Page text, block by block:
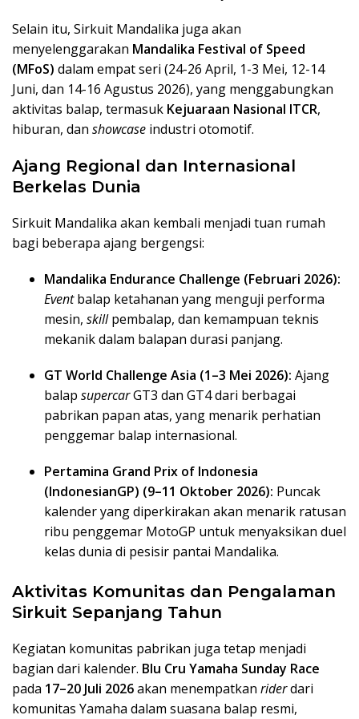
Selain itu, Sirkuit Mandalika juga akan
menyelenggarakan Mandalika Festival of Speed
(MFoS) dalam empat seri (24-26 April, 1-3 Mei, 12-14
Juni, dan 14-16 Agustus 2026), yang menggabungkan
aktivitas balap, termasuk Kejuaraan Nasional ITCR,
hiburan, dan showcase industri otomotif.
Ajang Regional dan Internasional
Berkelas Dunia
Sirkuit Mandalika akan kembali menjadi tuan rumah
bagi beberapa ajang bergengsi:
Mandalika Endurance Challenge (Februari 2026):
Eventbalap ketahanan yang menguji performa
mesin, skillpembalap, dan kemampuan teknis
mekanik dalam balapan durasi panjang.
GT World Challenge Asia (1–3 Mei 2026): Ajang
balap supercarGT3 dan GT4 dari berbagai
pabrikan papan atas, yang menarik perhatian
penggemar balap internasional.
Pertamina Grand Prix of Indonesia
(IndonesianGP) (9–11 Oktober 2026): Puncak
kalender yang diperkirakan akan menarik ratusan
ribu penggemar MotoGP untuk menyaksikan duel
kelas dunia di pesisir pantai Mandalika.
Aktivitas Komunitas dan Pengalaman
Sirkuit Sepanjang Tahun
Kegiatan komunitas pabrikan juga tetap menjadi
bagian dari kalender. Blu Cru Yamaha Sunday Race
pada 17–20 Juli 2026akan menempatkan riderdari
komunitas Yamaha dalam suasana balap resmi,